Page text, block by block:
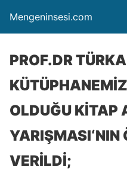
Mengeninsesi.com
PROF.DR
OLDUĞU KİTAP
YARIŞMASI‘NIN
VERİLDİ;